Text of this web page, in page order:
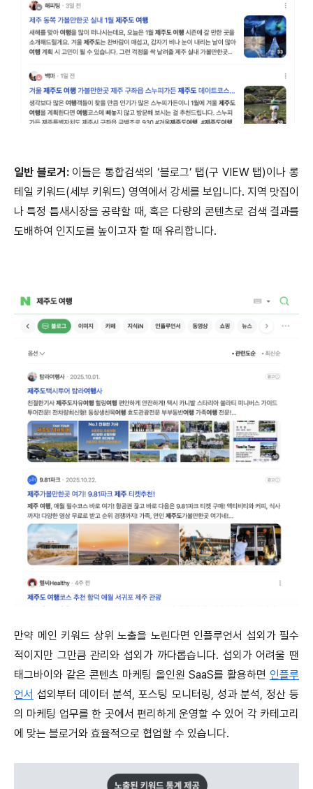
일반 블로거: 이들은 통합검색의 ‘블로그’ 탭(구 VIEW 탭)이나 롱
테일 키워드(세부 키워드) 영역에서 강세를 보입니다. 지역 맛집이
나 특정 틈새시장을 공략할 때, 혹은 다량의 콘텐츠로 검색 결과를
도배하여 인지도를 높이고자 할 때 유리합니다.
만약 메인 키워드 상위 노출을 노린다면 인플루언서 섭외가 필수
적이지만 그만큼 관리와 섭외가 까다롭습니다. 섭외가 어려울 땐
태그바이와 같은 콘텐츠 마케팅 올인원 SaaS를 활용하면 인플루
언서 섭외부터 데이터 분석, 포스팅 모니터링, 성과 분석, 정산 등
의 마케팅 업무를 한 곳에서 편리하게 운영할 수 있어 각 카테고리
에 맞는 블로거와 효율적으로 협업할 수 있습니다.